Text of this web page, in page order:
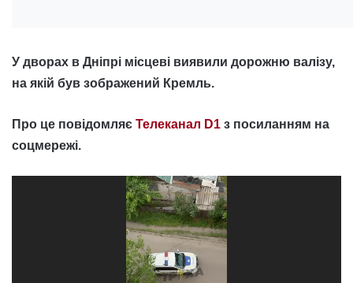
У дворах в Дніпрі місцеві виявили дорожню валізу,
на якій був зображений Кремль.
Про це повідомляє Телеканал D1 з посиланням на
соцмережі.